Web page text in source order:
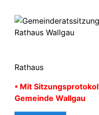
Rathaus
• Mit
Gemeinde Wallgau